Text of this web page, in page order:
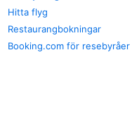
Hitta flyg
Restaurangbokningar
Booking.com för resebyråer